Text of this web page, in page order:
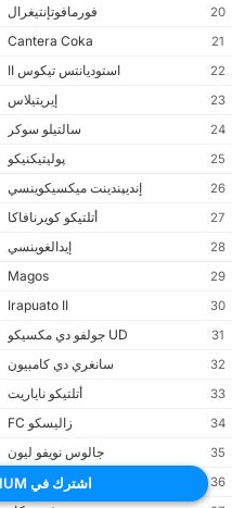
20
فورمافوتإنتيغرال
21
22
استوديانتس تيكوس II
23
إيريتيلاس
24
سالتيلو سوكر
25
پوليتيكنيكو
26
إنديپندينت ميكسيكوينسي
27
أتلتيكو كويرنافاكا
28
إيدالغوينسي
29
30
31
32
سانغري دي كامبيون
33
أتلتيكو ناياريت
34
زاليسكو FC
35
جالوس نويفو ليون
36
سيلڤا كانيرا
اشترك في PREMIUM . اربح الان.